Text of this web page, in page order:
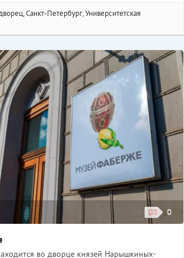
Санкт-Петербург, Университетская
0
во дворце князей Нарышкиных-